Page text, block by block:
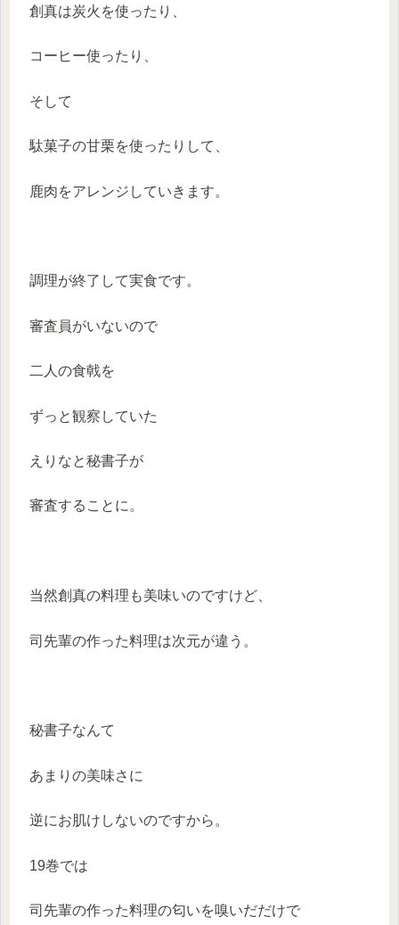
創真は炭火を使ったり、
コーヒー使ったり、
そして
駄菓子の甘栗を使ったりして、
鹿肉をアレンジしていきます。
調理が終了して実食です。
審査員がいないので
二人の食戟を
ずっと観察していた
えりなと秘書子が
審査することに。
当然創真の料理も美味いのですけど、
司先輩の作った料理は次元が違う。
秘書子なんて
あまりの美味さに
逆にお肌けしないのですから。
19巻では
司先輩の作った料理の匂いを嗅いだだけで